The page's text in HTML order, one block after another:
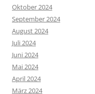
Oktober 2024
September 2024
August 2024
Juli 2024
Juni 2024
Mai 2024
April 2024
März 2024